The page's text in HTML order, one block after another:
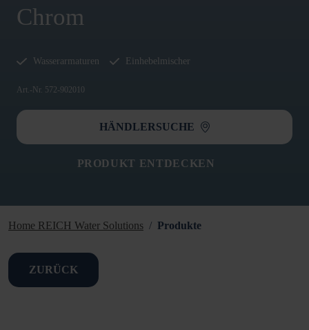
Chrom
Wasserarmaturen Einhebelmischer
Art.-Nr. 572-902010
HÄNDLERSUCHE
PRODUKT ENTDECKEN
Home REICH Water Solutions Produkte
ZURÜCK